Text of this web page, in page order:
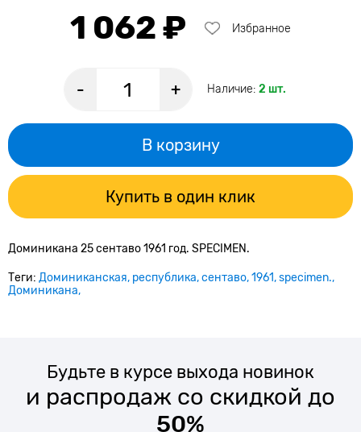
1 062 ₽ Избранное
- + Наличие: 2 шт.
В корзину
Купить в один клик
Доминикана 25 сентаво 1961 год. SPECIMEN.
Теги: Доминиканская республика сентаво 1961 specimen.
Доминикана
Будьте в курсе выхода новинок
и распродаж со скидкой до
50%